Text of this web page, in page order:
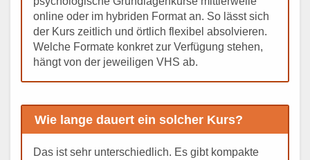
online oder im hybriden Format an. So lässt sich
der Kurs zeitlich und örtlich flexibel absolvieren.
Welche Formate konkret zur Verfügung stehen,
hängt von der jeweiligen VHS ab.
Wie lange dauert ein solcher Kurs?
Das ist sehr unterschiedlich. Es gibt kompakte